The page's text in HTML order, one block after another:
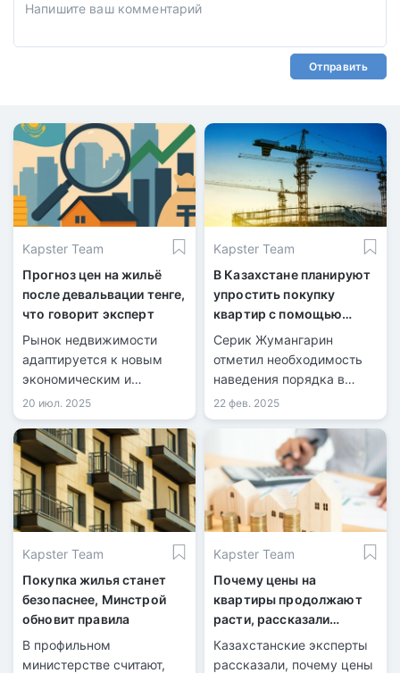
Отправить
Kapster Team
Прогноз цен на жильё
после девальвации тенге,
что говорит эксперт
Рынок недвижимости
адаптируется к новым
экономическим и
регуляторным реалиям.
20 июл. 2025
Kapster Team
В Казахстане планируют
упростить покупку
квартир с помощью
безналичного расчёта
Серик Жумангарин
отметил необходимость
наведения порядка в
строительной сфере.
22 фев. 2025
Kapster Team
Покупка жилья станет
безопаснее, Минстрой
обновит правила
В профильном
министерстве считают,
Kapster Team
Почему цены на
квартиры продолжают
расти, рассказали
казахстанские эксперты
Казахстанские эксперты
рассказали, почему цены